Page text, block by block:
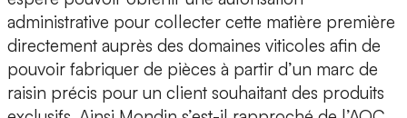
administrative pour collecter cette matière première
directement auprès des domaines viticoles afin de
pouvoir fabriquer de pièces à partir d’un marc de
raisin précis pour un client souhaitant des produits